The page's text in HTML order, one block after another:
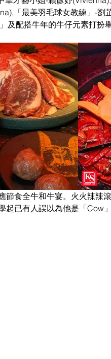
「最美羽毛球女教練」-劉
配搭牛年的牛仔元素打扮
食全牛和牛宴。火火辣辣
起已有人誤以為他是「Cow